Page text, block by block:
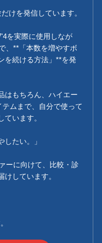
けを発信しています。
を実際に使用しなが
、**「本数を増やすボ
を続ける方法」**を発
はもちろん、ハイエー
ムまで、自分で使って
います。
したい。」
ーに向けて、比較・診
しています。